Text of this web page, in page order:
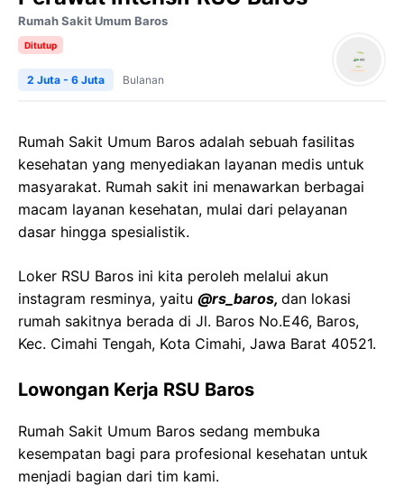
Rumah Sakit Umum Baros
Ditutup
2 Juta - 6 Juta Bulanan
Rumah Sakit Umum Baros adalah sebuah fasilitas
kesehatan yang menyediakan layanan medis untuk
masyarakat. Rumah sakit ini menawarkan berbagai
macam layanan kesehatan, mulai dari pelayanan
dasar hingga spesialistik.
Loker RSU Baros ini kita peroleh melalui akun
instagram resminya, yaitu @rs_baros, dan lokasi
rumah sakitnya berada di Jl. Baros No.E46, Baros,
Kec. Cimahi Tengah, Kota Cimahi, Jawa Barat 40521.
Lowongan Kerja RSU Baros
Rumah Sakit Umum Baros sedang membuka
kesempatan bagi para profesional kesehatan untuk
menjadi bagian dari tim kami.